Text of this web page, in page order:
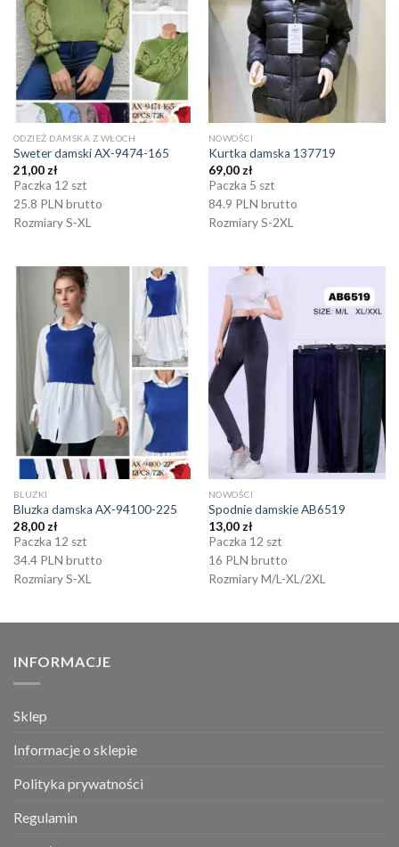
ODZIEŻ DAMSKA Z WŁOCH
Sweter damski AX-9474-165
21,00 zł
Paczka 12 szt
25.8 PLN brutto
Rozmiary S-XL
NOWOŚCI
Kurtka damska 137719
69,00 zł
Paczka 5 szt
84.9 PLN brutto
Rozmiary S-2XL
BLUZKI
Bluzka damska AX-94100-225
28,00 zł
Paczka 12 szt
34.4 PLN brutto
Rozmiary S-XL
NOWOŚCI
Spodnie damskie AB6519
13,00 zł
Paczka 12 szt
16 PLN brutto
Rozmiary M/L-XL/2XL
INFORMACJE
Sklep
Informacje o sklepie
Polityka prywatności
Regulamin